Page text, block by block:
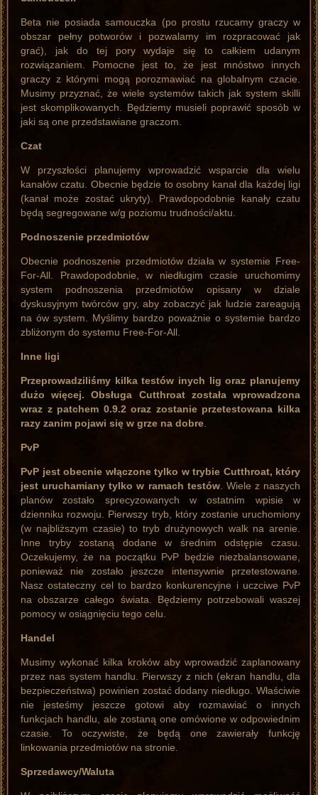
Beta nie posiada samouczka (po prostu rzucamy graczy w
obszar pełny potworów i pozwalamy im rozpracować jak
grać), jak do tej pory wydaje się to całkiem udanym
rozwiązaniem. Pomocne jest to, że jest mnóstwo innych
graczy z którymi mogą porozmawiać na globalnym czacie.
Musimy przyznać, że wiele systemów takich jak system skilli
jest skomplikowanych. Będziemy musieli poprawić sposób w
jaki są one przedstawiane graczom.
Czat
W przyszłości planujemy wprowadzić wsparcie dla wielu
kanałów czatu. Obecnie będzie to osobny kanał dla każdej ligi
(kanał może zostać ukryty). Prawdopodobnie kanały czatu
będą segregowane w/g poziomu trudności/aktu.
Podnoszenie przedmiotów
Obecnie podnoszenie przedmiotów działa w systemie Free-
For-All. Prawdopodobnie, w niedługim czasie uruchomimy
system podnoszenia przedmiotów opisany w dziale
dyskusyjnym twórców gry, aby zobaczyć jak ludzie zareagują
na ów system. Myślimy bardzo poważnie o systemie bardzo
zbliżonym do systemu Free-For-All.
Inne ligi
Przeprowadziliśmy kilka testów inych lig oraz planujemy
dużo więcej. Obsługa Cutthroat została wprowadzona
wraz z patchem 0.9.2 oraz zostanie przetestowana kilka
razy zanim pojawi się w grze na dobre.
PvP
PvP jest obecnie włączone tylko w trybie Cutthroat, który
jest uruchamiany tylko w ramach testów. Wiele z naszych
planów zostało sprecyzowanych w ostatnim wpisie w
dzienniku rozwoju. Pierwszy tryb, który zostanie uruchomiony
(w najbliższym czasie) to tryb drużynowych walk na arenie.
Inne tryby zostaną dodane w średnim odstępie czasu.
Oczekujemy, że na początku PvP będzie niezbalansowane,
ponieważ nie zostało jeszcze intensywnie przetestowane.
Nasz ostateczny cel to bardzo konkurencyjne i uczciwe PvP
na obszarze całego świata. Będziemy potrzebowali waszej
pomocy w osiągnięciu tego celu.
Handel
Musimy wykonać kilka kroków aby wprowadzić zaplanowany
przez nas system handlu. Pierwszy z nich (ekran handlu, dla
bezpieczeństwa) powinien zostać dodany niedługo. Właściwie
nie jesteśmy jeszcze gotowi aby rozmawiać o innych
funkcjach handlu, ale zostaną one omówione w odpowiednim
czasie. To oczywiste, że będą one zawierały funkcję
linkowania przedmiotów na stronie.
Sprzedawcy/Waluta